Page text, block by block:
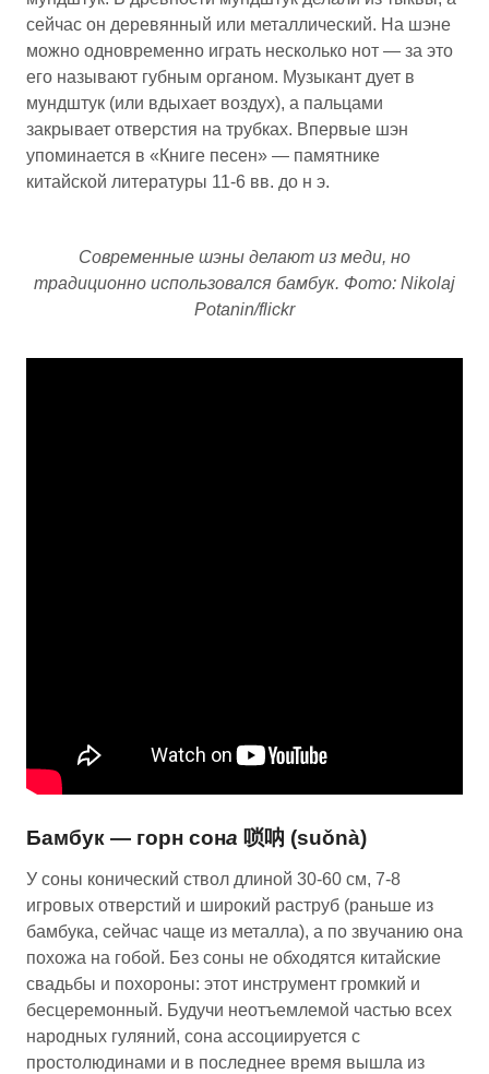
сейчас он деревянный или металлический. На шэне
можно одновременно играть несколько нот — за это
его называют губным органом. Музыкант дует в
мундштук (или вдыхает воздух), а пальцами
закрывает отверстия на трубках. Впервые шэн
упоминается в «Книге песен» — памятнике
китайской литературы 11-6 вв. до н э.
Современные шэны делают из меди, но
традиционно использовался бамбук. Фото: Nikolaj
Potanin/flickr
Бамбук — горн cона 唢呐 (suǒnà)
У соны конический ствол длиной 30-60 см, 7-8
игровых отверстий и широкий раструб (раньше из
бамбука, сейчас чаще из металла), а по звучанию она
похожа на гобой. Без соны не обходятся китайские
свадьбы и похороны: этот инструмент громкий и
бесцеремонный. Будучи неотъемлемой частью всех
народных гуляний, сона ассоциируется с
простолюдинами и в последнее время вышла из